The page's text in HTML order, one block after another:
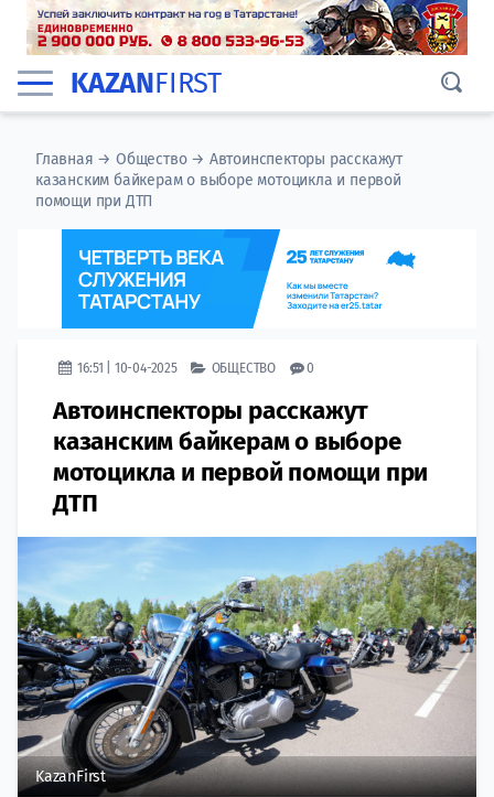
KAZANFIRST
Главная →Общество→ Автоинспекторы расскажут
казанским байкерам о выборе мотоцикла и первой
помощи при ДТП
16:51 | 10-04-2025 ОБЩЕСТВО 0
Автоинспекторы расскажут
казанским байкерам о выборе
мотоцикла и первой помощи при
ДТП
KazanFirst